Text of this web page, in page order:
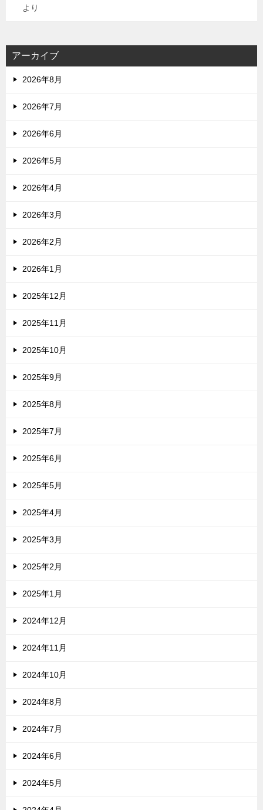
より
アーカイブ
2026年8月
2026年7月
2026年6月
2026年5月
2026年4月
2026年3月
2026年2月
2026年1月
2025年12月
2025年11月
2025年10月
2025年9月
2025年8月
2025年7月
2025年6月
2025年5月
2025年4月
2025年3月
2025年2月
2025年1月
2024年12月
2024年11月
2024年10月
2024年8月
2024年7月
2024年6月
2024年5月